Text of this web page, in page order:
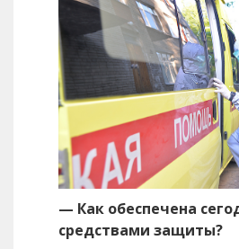
— Как обеспечена
средствами защиты?